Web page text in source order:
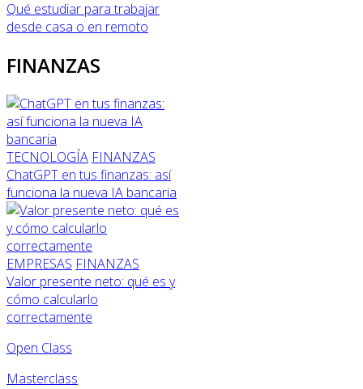
Qué estudiar para trabajar
desde casa o en remoto
FINANZAS
TECNOLOGÍA FINANZAS
ChatGPT en tus finanzas: así
funciona la nueva IA bancaria
EMPRESAS FINANZAS
Valor presente neto: qué es y
cómo calcularlo
correctamente
Open Class
Masterclass